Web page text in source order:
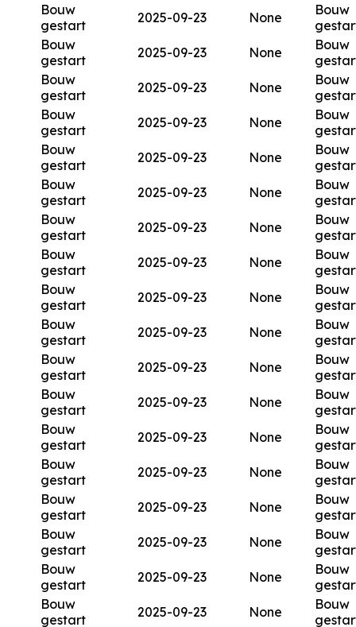
Bouw
gestart
2025-09-23 None
Bouw
Bouw
gestart
2025-09-23 None
Bouw
Bouw
gestart
2025-09-23 None
Bouw
Bouw
gestart
2025-09-23 None
Bouw
Bouw
gestart
2025-09-23 None
Bouw
Bouw
gestart
2025-09-23 None
Bouw
Bouw
gestart
2025-09-23 None
Bouw
Bouw
gestart
2025-09-23 None
Bouw
Bouw
gestart
2025-09-23 None
Bouw
Bouw
gestart
2025-09-23 None
Bouw
Bouw
gestart
2025-09-23 None
Bouw
Bouw
gestart
2025-09-23 None
Bouw
Bouw
gestart
2025-09-23 None
Bouw
Bouw
gestart
2025-09-23 None
Bouw
Bouw
gestart
2025-09-23 None
Bouw
Bouw
gestart
2025-09-23 None
Bouw
Bouw
gestart
2025-09-23 None
Bouw
Bouw
gestart
2025-09-23 None
Bouw